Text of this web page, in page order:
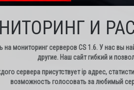
И
мониторинг серверов CS 1.6. У нас вы
другие. Наш сайт гибкий и
сервера присутствует ip адрес,
возможность голосовать за любимый